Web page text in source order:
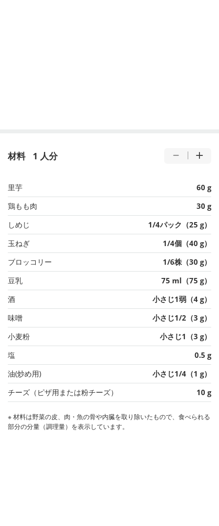
材料 1 人分
里芋
60 g
鶏もも肉
30 g
しめじ
1/4パック（25 g）
玉ねぎ
1/4個（40 g）
ブロッコリー
1/6株（30 g）
豆乳
75 ml（75 g）
酒
小さじ1弱（4 g）
味噌
小さじ1/2（3 g）
小麦粉
小さじ1（3 g）
塩
0.5 g
油(炒め用)
小さじ1/4（1 g）
チーズ（ピザ用または粉チーズ）
10 g
※ 材料は野菜の皮、肉・魚の骨や内臓を取り除いたもので、食べられる
部分の分量（調理量）を表示しています。